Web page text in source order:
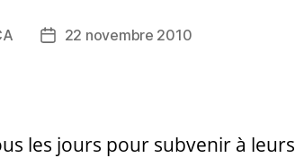
Date22 novembre 2010
les jours pour subvenir à leurs